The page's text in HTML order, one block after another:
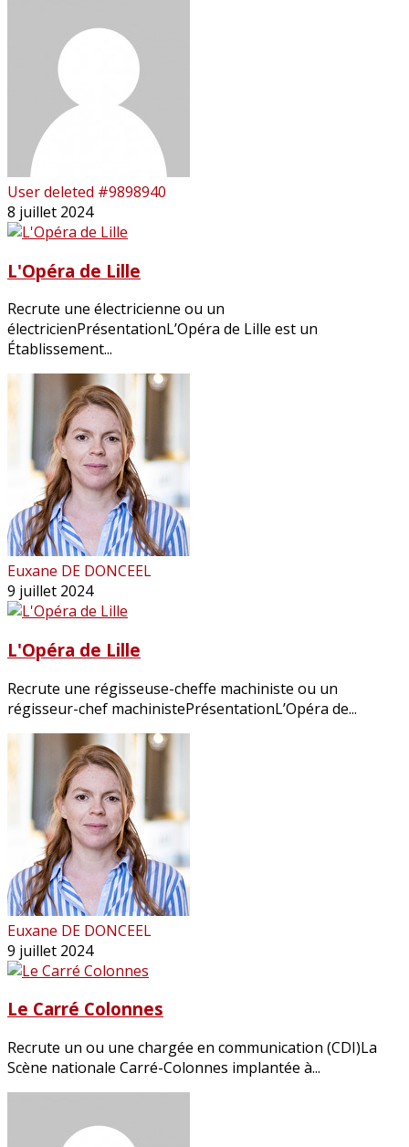
User deleted #9898940
8 juillet 2024
L'Opéra de Lille
Recrute une électricienne ou un
électricienPrésentationL’Opéra de Lille est un
Établissement...
Euxane DE DONCEEL
9 juillet 2024
L'Opéra de Lille
Recrute une régisseuse-cheffe machiniste ou un
régisseur-chef machinistePrésentationL’Opéra de...
Euxane DE DONCEEL
9 juillet 2024
Le Carré Colonnes
Recrute un ou une chargée en communication (CDI)La
Scène nationale Carré-Colonnes implantée à...